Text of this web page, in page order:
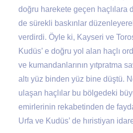
doğru harekete geçen haçlılara
de sürekli baskınlar
verdirdi. Öyle ki, Kayseri ve
Kudüs’ e doğru yol alan haçlı
ve kumandanlarının yıtpratma
altı yüz binden yüz bine düştü.
ulaşan haçlılar bu bölgedeki
emirlerinin rekabetinden de
Urfa ve Kudüs’ de hıristiyan